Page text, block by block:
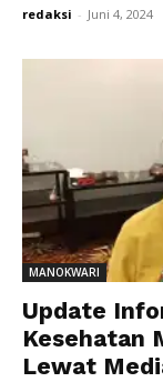
redaksi - Juni 4, 2024
MANOKWARI
Update
Kesehatan
Lewat